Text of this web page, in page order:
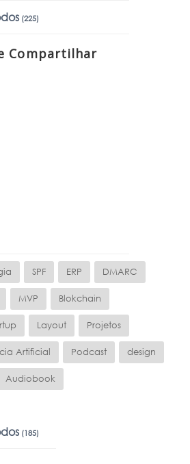
(225)
Compartilhar
SPF ERP DMARC
MVP Blokchain
Layout Projetos
Artificial Podcast design
Audiobook
(185)